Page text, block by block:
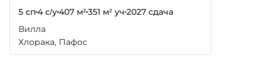
5 сп4 с/у407 м²351 м² уч 2027 сдача
Вилла
Хлорака, Пафос